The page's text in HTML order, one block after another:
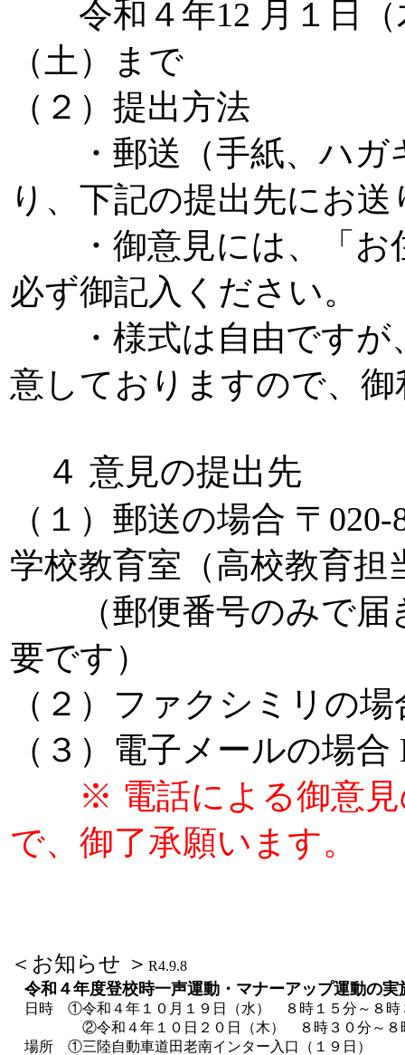
令和４年12 月１日（
（土）まで
（２）提出方法
・郵送（手紙、ハガ
り、下記の提出先にお
・御意見には、「お
必ず御記入ください。
・様式は自由ですが
意しておりますので、
４ 意見の提出先
（１）郵送の場合 〒
学校教育室（高校教育担
（郵便番号のみで届
要です）
（２）ファクシミリの
（３）電子メールの場合
※ 電話による御意
で、御了承願います。
＜お知らせ ＞ R4.9.8
令和４年度登校時一声運動・マナーアップ運動の実
日時 ①令和４年１０月１９日（水） ８時１５分～８時
②令和４年１０日２０日（木） ８時３０分～８
場所 ①三陸自動車道田老南インター入口（１９日）